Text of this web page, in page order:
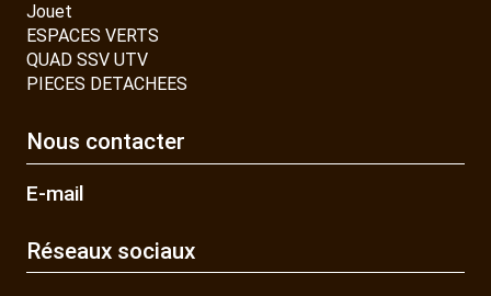
Jouet
ESPACES VERTS
QUAD SSV UTV
PIECES DETACHEES
Nous contacter
E-mail
Réseaux sociaux